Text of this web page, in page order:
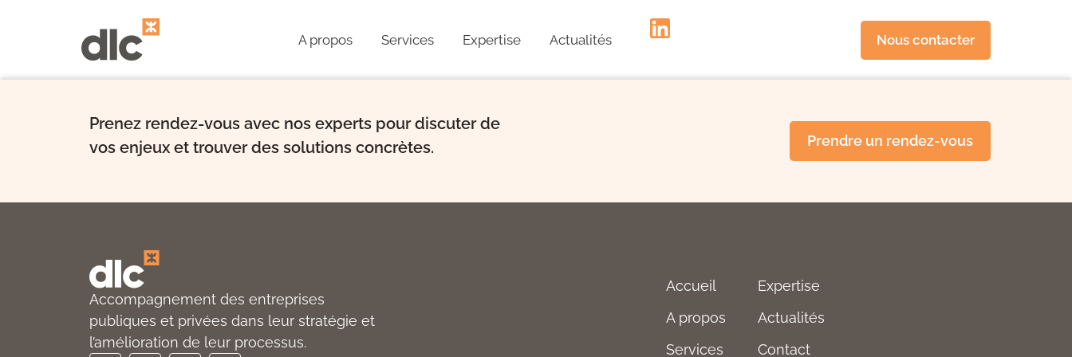
A propos Services Expertise Actualités Nous contacter
Prenez rendez-vous avec nos experts pour discuter de
vos enjeux et trouver des solutions concrètes.
Prendre un rendez-vous
Accompagnement des entreprises
publiques et privées dans leur stratégie et
l’amélioration de leur processus.
Accueil
A propos
Services
Expertise
Actualités
Contact